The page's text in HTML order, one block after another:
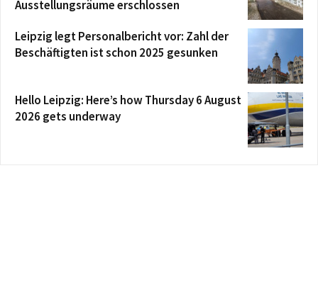
Ausstellungsräume erschlossen
Leipzig legt Personalbericht vor: Zahl der
Beschäftigten ist schon 2025 gesunken
Hello Leipzig: Here’s how Thursday 6 August
2026 gets underway